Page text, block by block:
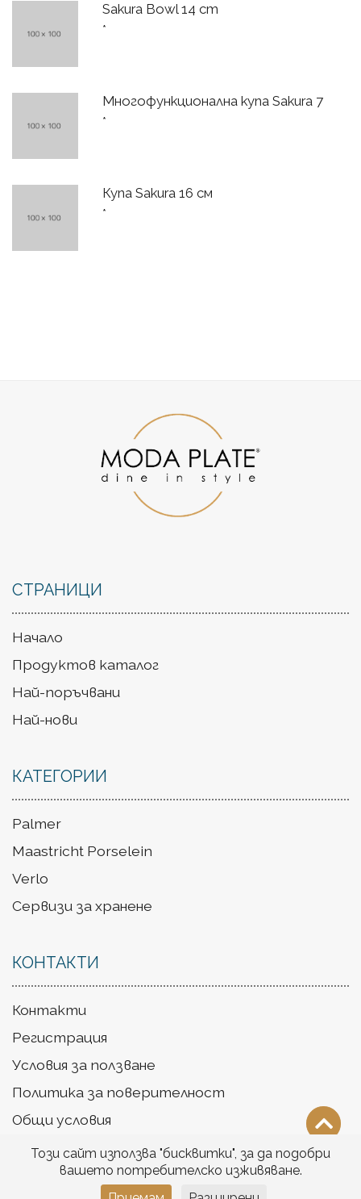
Sakura Bowl 14 cm
*
Многофункционална купа Sakura 7
*
Купа Sakura 16 см
*
СТРАНИЦИ
Начало
Продуктов каталог
Най-поръчвани
Най-нови
КАТЕГОРИИ
Palmer
Maastricht Porselein
Verlo
Сервизи за хранене
КОНТАКТИ
Контакти
Регистрация
Условия за ползване
Политика за поверителност
Общи условия
Доставка
Този сайт използва "бисквитки", за да подобри
вашето потребителско изживяване.